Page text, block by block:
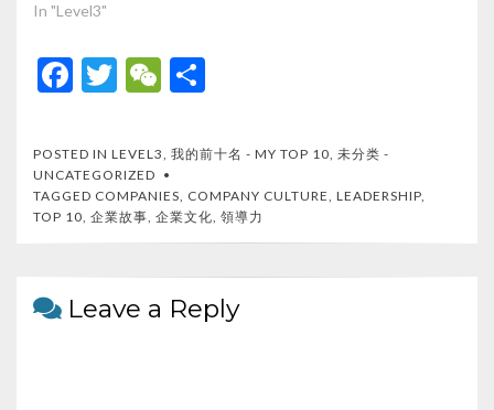
In "Level3"
F
e
b
o
T
itt
er
W
C
h
at
ar
e
POSTED IN LEVEL3, 我的前十名 - MY TOP 10, 未分类 -
UNCATEGORIZED
TAGGED COMPANIES, COMPANY CULTURE, LEADERSHIP,
TOP 10, 企業故事, 企業文化, 領導力
Leave a Reply